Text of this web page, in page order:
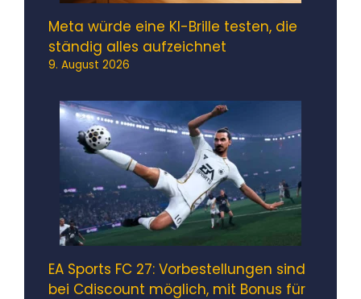
Meta würde eine KI-Brille testen, die
ständig alles aufzeichnet
9. August 2026
EA Sports FC 27: Vorbestellungen sind
bei Cdiscount möglich, mit Bonus für